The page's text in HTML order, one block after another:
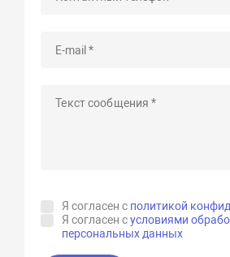
Я согласен с политикой
Я согласен сусловиями
персональных данных